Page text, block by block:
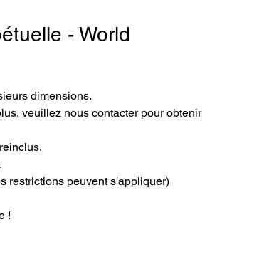
- World
dimensions.
veuillez nous contacter pour obtenir
restrictions peuvent s'appliquer)
!